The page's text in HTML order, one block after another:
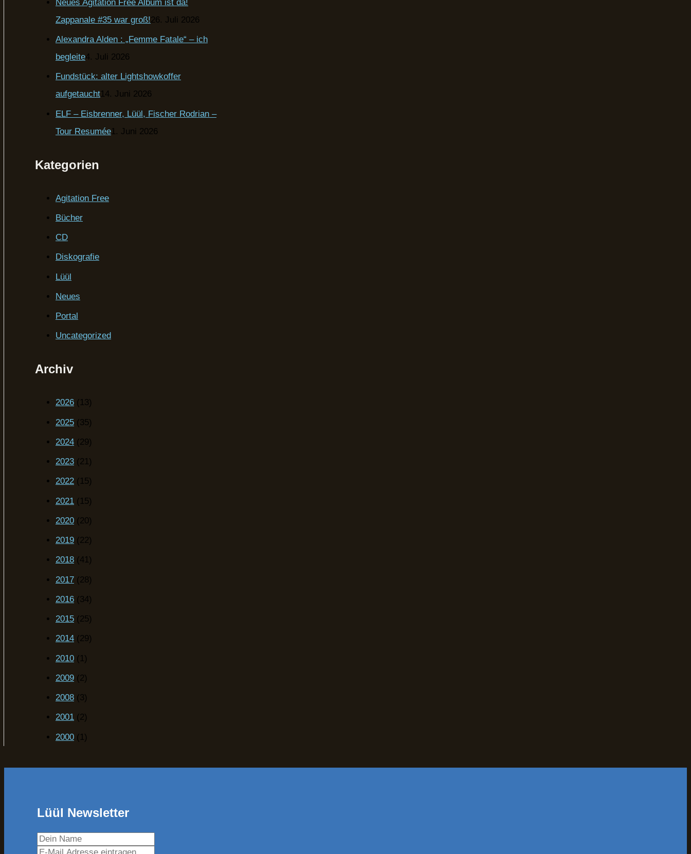
Neues Agitation Free Album ist da!
Zappanale #35 war groß!26. Juli 2026
Alexandra Alden : „Femme Fatale“ – ich
begleite4. Juli 2026
Fundstück: alter Lightshowkoffer
aufgetaucht14. Juni 2026
ELF – Eisbrenner, Lüül, Fischer Rodrian –
Tour Resumée1. Juni 2026
Kategorien
Agitation Free
Bücher
CD
Diskografie
Lüül
Neues
Portal
Uncategorized
Archiv
2026 (13)
2025 (35)
2024 (29)
2023 (21)
2022 (15)
2021 (15)
2020 (20)
2019 (22)
2018 (41)
2017 (28)
2016 (34)
2015 (25)
2014 (29)
2010 (1)
2009 (2)
2008 (3)
2001 (2)
2000 (1)
Lüül Newsletter